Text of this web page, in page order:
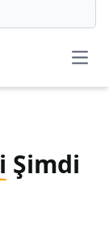
Şimdi